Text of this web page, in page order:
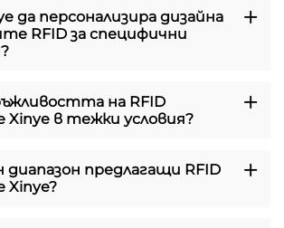
да персонализира дизайна
RFID за специфични
на RFID
в тежки условия?
диапазон предлагащи RFID